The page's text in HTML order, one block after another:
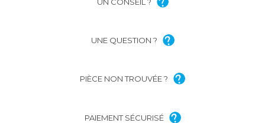
UNE QUESTION ?
PIÈCE NON TROUVÉE ?
PAIEMENT SÉCURISÉ